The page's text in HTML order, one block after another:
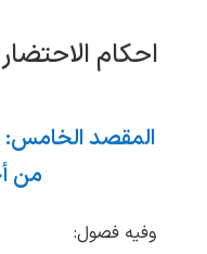
احکام
المقصد الخامس:
من
وفیه فصول: